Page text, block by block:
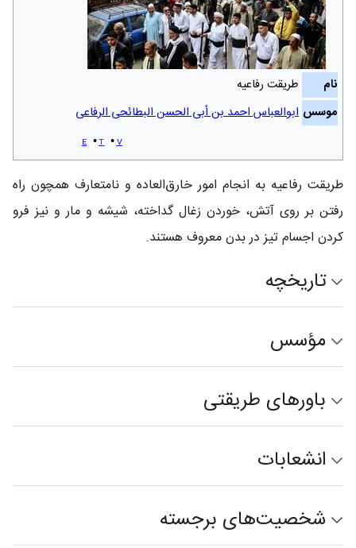
نام
طریقت رفاعیه
موسس ابوالعباس احمد بن أبی الحسن البطائحی الرفاعی
v
t
e
طریقت رفاعیه به انجام امور خارق‌العاده و نامتعارف همچون راه
رفتن بر روی آتش، خوردن زغال گداخته، شیشه و مار و نیز فرو
کردن اجسام تیز در بدن معروف هستند.
تاریخچه
مؤسس
باورهای طریقتی
انشعابات
شخصیت‌های برجسته